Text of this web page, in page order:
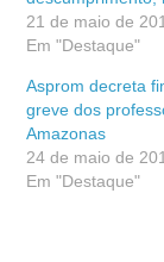
21 de maio de
Em "Destaque"
Asprom decreta
greve dos
Amazonas
24 de maio de
Em "Destaque"